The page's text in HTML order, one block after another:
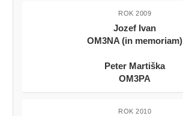
ROK 2009
Jozef Ivan
OM3NA (in memoriam)
Peter Martiška
OM3PA
ROK 2010